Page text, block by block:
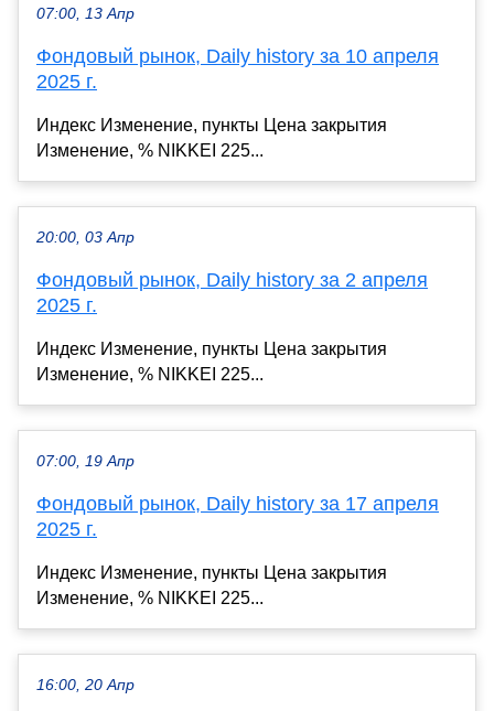
07:00, 13 Апр
Фондовый рынок, Daily history за 10 апреля
2025 г.
Индекс Изменение, пункты Цена закрытия
Изменение, % NIKKEI 225...
20:00, 03 Апр
Фондовый рынок, Daily history за 2 апреля
2025 г.
Индекс Изменение, пункты Цена закрытия
Изменение, % NIKKEI 225...
07:00, 19 Апр
Фондовый рынок, Daily history за 17 апреля
2025 г.
Индекс Изменение, пункты Цена закрытия
Изменение, % NIKKEI 225...
16:00, 20 Апр